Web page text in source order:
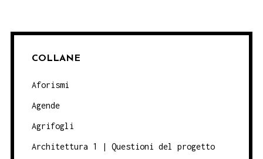
COLLANE
Aforismi
Agende
Agrifogli
Architettura 1 | Questioni del progetto